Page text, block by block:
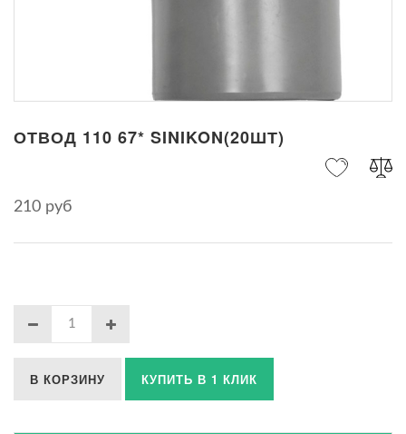
ОТВОД 110 67* SINIKON(20ШТ)
210 руб
В КОРЗИНУ КУПИТЬ В 1 КЛИК